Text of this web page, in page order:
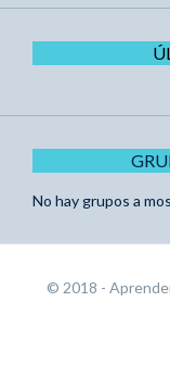
No hay grupos a
© 2018 -